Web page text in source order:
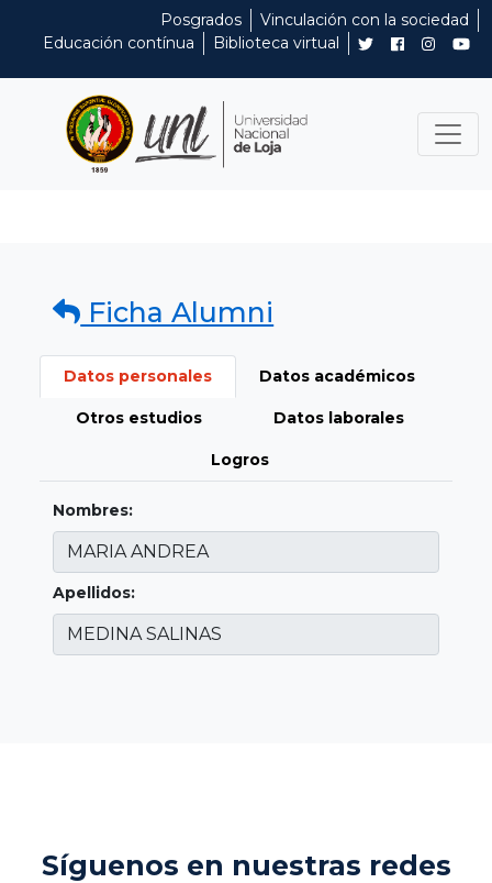
Posgrados
Vinculación con la sociedad
Educación contínua
Biblioteca virtual
Ficha Alumni
Datos personales Datos académicos
Otros estudios Datos laborales
Logros
Nombres:
Apellidos:
Síguenos en nuestras redes